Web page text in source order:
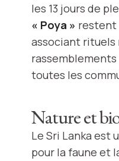
les 13 jours de
« Poya » restent
associant rituels
rassemblements
toutes les
Nature et
Le Sri Lanka est
pour la faune et